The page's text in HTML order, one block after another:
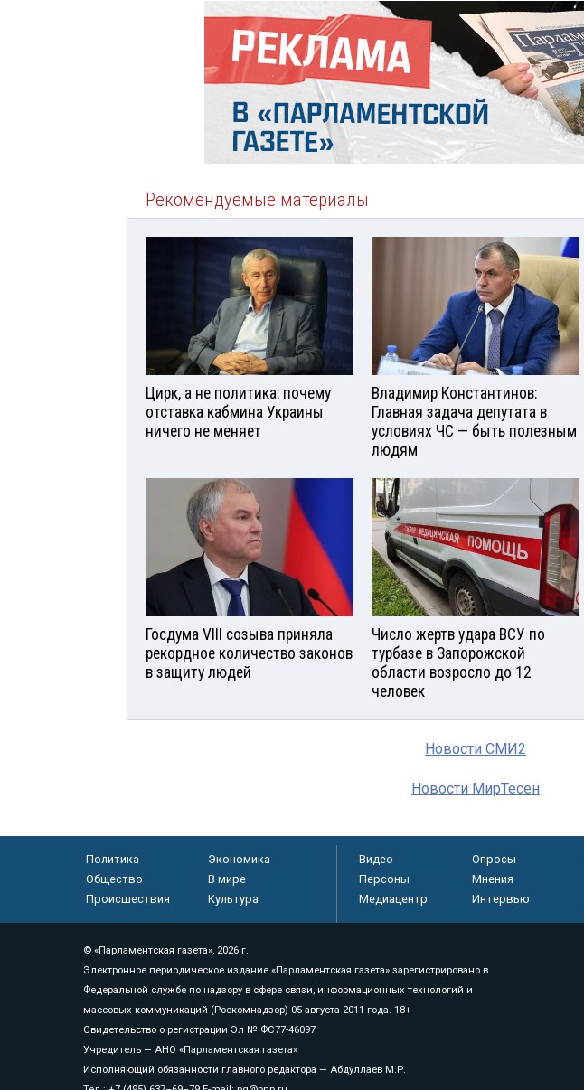
Рекомендуемые материалы
Цирк, а не политика: почему
отставка кабмина Украины
ничего не меняет
Владимир Константинов:
Главная задача депутата в
условиях ЧС — быть полезным
людям
Госдума VIII созыва приняла
рекордное количество законов
в защиту людей
Число жертв удара ВСУ по
турбазе в Запорожской
области возросло до 12
человек
Новости СМИ2
Новости МирТесен
Политика
Экономика
Общество
В мире
Происшествия
Культура
Видео Опросы
Персоны
Мнения
Медиацентр
Интервью
© «Парламентская газета», 2026 г.
Электронное периодическое издание «Парламентская газета» зарегистрировано в
Федеральной службе по надзору в сфере связи, информационных технологий и
массовых коммуникаций (Роскомнадзор) 05 августа 2011 года. 18+
Свидетельство о регистрации Эл № ФС77-46097
Учредитель — АНО «Парламентская газета»
Исполняющий обязанности главного редактора — Абдуллаев М.Р.